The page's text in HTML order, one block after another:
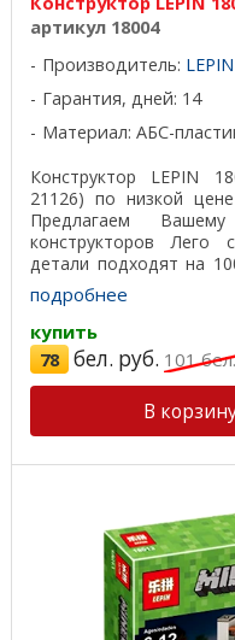
артикул 18004
Производитель: LEPIN
Гарантия, дней: 14
Материал: АБС-
Конструктор LEPIN
21126) по низкой
Предлагаем
конструкторов Лего
детали подходят на
подарочная ...
подробнее
купить
78 бел. руб. 101
В